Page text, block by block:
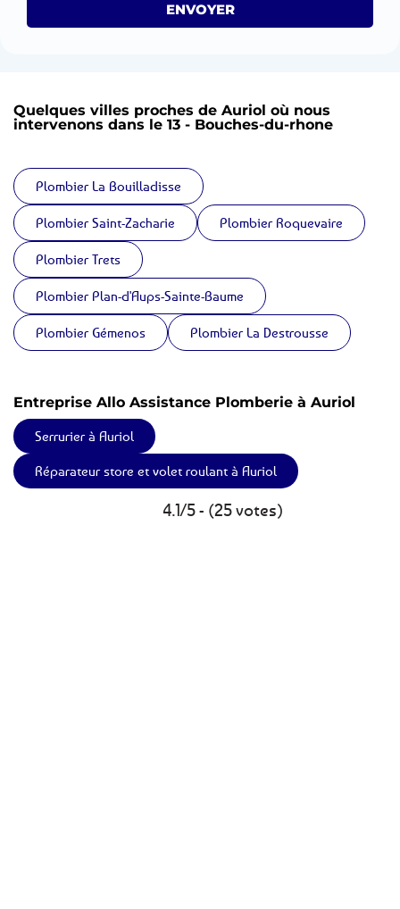
ENVOYER
Quelques villes proches de Auriol où nous
intervenons dans le 13 - Bouches-du-rhone
Plombier La Bouilladisse
Plombier Saint-Zacharie Plombier Roquevaire
Plombier Trets
Plombier Plan-d'Aups-Sainte-Baume
Plombier Gémenos Plombier La Destrousse
Entreprise Allo Assistance Plomberie à Auriol
Serrurier à Auriol
Réparateur store et volet roulant à Auriol
4.1/5 - (25 votes)